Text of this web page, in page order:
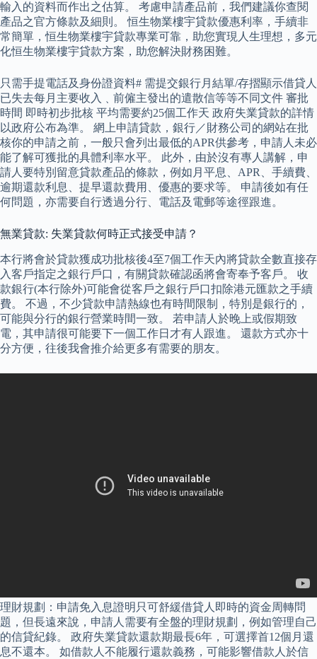
輸入的資料而作出之估算。 考慮申請產品前，我們建議你查閱
產品之官方條款及細則。 恒生物業樓宇貸款優惠利率，手續非
常簡單，恒生物業樓宇貸款專業可靠，助您實現人生理想，多元
化恒生物業樓宇貸款方案，助您解決財務困難。
只需手提電話及身份證資料# 需提交銀行月結單/存摺顯示借貸人
已失去每月主要收入﹑前僱主發出的遣散信等等不同文件 審批
時間 即時初步批核 平均需要約25個工作天 政府失業貸款的詳情
以政府公布為準。 網上申請貸款，銀行／財務公司的網站在批
核你的申請之前，一般只會列出最低的APR供參考，申請人未必
能了解可獲批的具體利率水平。 此外，由於沒有專人講解，申
請人要特別留意貸款產品的條款，例如月平息、APR、手續費、
逾期還款利息、提早還款費用、優惠的要求等。 申請後如有任
何問題，亦需要自行透過分行、電話及電郵等途徑跟進。
無業貸款: 失業貸款何時正式接受申請？
本行將會於貸款獲成功批核後4至7個工作天內將貸款全數直接存
入客戶指定之銀行戶口，有關貸款確認函將會寄奉予客戶。 收
款銀行(本行除外)可能會從客戶之銀行戶口扣除港元匯款之手續
費。 不過，不少貸款申請熱線也有時間限制，特別是銀行的，
可能與分行的銀行營業時間一致。 若申請人於晚上或假期致
電，其申請很可能要下一個工作日才有人跟進。 還款方式亦十
分方便，往後我會推介給更多有需要的朋友。
理財規劃：申請免入息證明只可舒緩借貸人即時的資金周轉問
題，但長遠來說，申請人需要有全盤的理財規劃，例如管理自己
的信貸紀錄。 政府失業貸款還款期最長6年，可選擇首12個月還
息不還本。 如借款人不能履行還款義務，可能影響借款人於信